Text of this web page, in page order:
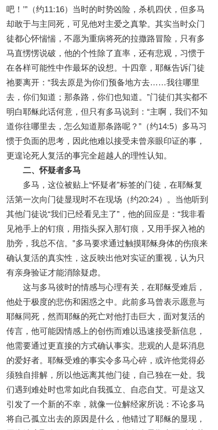
吧！’”（约11:16）当时的时势凶险，杀机四伏，但多马
却敢于与主同死，可见他对主爱之真挚。其实当时众门
徒都心怀惴惴，不愿为重病将死的拉撒路冒险，只有多
马直愣愣说破，他的个性除了直率，还有悲观，习惯于
在各样可能性中作最坏的设想。十四章，耶稣告诉门徒
祂要离开：“我去原是为你们预备地方去……我往哪里
去，你们知道；那条路，你们也知道。”门徒们其实都不
明白耶稣此话何意，但只有多马说到：“主啊，我们不知
道你往哪里去，怎么知道那条路呢？”（约14:5）多马习
惯于负面的思考，因此他难以接受未曾亲眼印证的事，
更遑论死人复活的事完全超越人的理性认知。
二、怀疑者多马
多马，这位被贴上“怀疑者”标签的门徒，在耶稣复
活第一次向门徒显现时不在现场（约20:24）。当他听到
其他门徒说“我们已经看见主了”，他的回应是：“我非看
见祂手上的钉痕，用指头探入那钉痕，又用手探入祂的
肋旁，我总不信。”多马要求通过触摸耶稣身体的伤痕来
确认复活的真实性，这反映出他对实证的重视，认为只
有亲身验证才能消除疑虑。
这与多马彼时的情感与心理有关，在耶稣受难后，
他处于极度的悲伤和困惑之中。此前多马曾表示愿意与
耶稣同死，然而耶稣的死亡对他打击巨大，面对复活的
传言，他可能因情感上的创伤而难以迅速接受新信息，
他需要通过更直接的方式确认事实。悲观的人是坏消息
的爱好者。耶稣受难的事实令多马心碎，或许他觉得必
须独自排解，所以他远离其他门徒，自己独在一处。我
们遇到难处时也常如此自我孤立、自恋自艾。可是这又
引发了一个新的不幸，就像一位解经家所说：不论多马
将自己孤立出去的原因是什么，他错过了耶稣的显现，